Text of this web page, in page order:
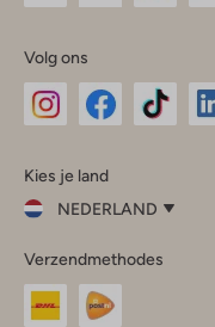
Volg ons
InstagramFacebook
Kies je land
NEDERLAND
je
land
Nederland
Verzendmethodes